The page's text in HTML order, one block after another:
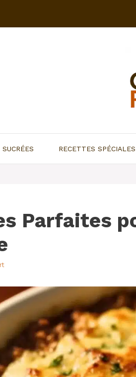
RECETTES
Parfaites